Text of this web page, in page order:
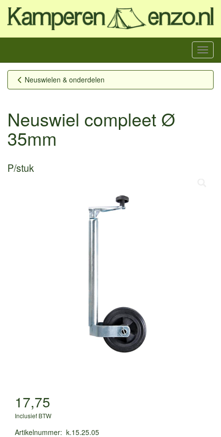
Menu
Neuswielen & onderdelen
Neuswiel compleet Ø
35mm
P/stuk
17,75
Inclusief BTW
Artikelnummer: k.15.25.05